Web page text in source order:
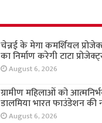
चेन्नई के मेगा कमर्शियल
का निर्माण करेगी टाटा
August 6, 2026
ग्रामीण महिलाओं को
डालमिया भारत फाउंडेशन
August 6, 2026